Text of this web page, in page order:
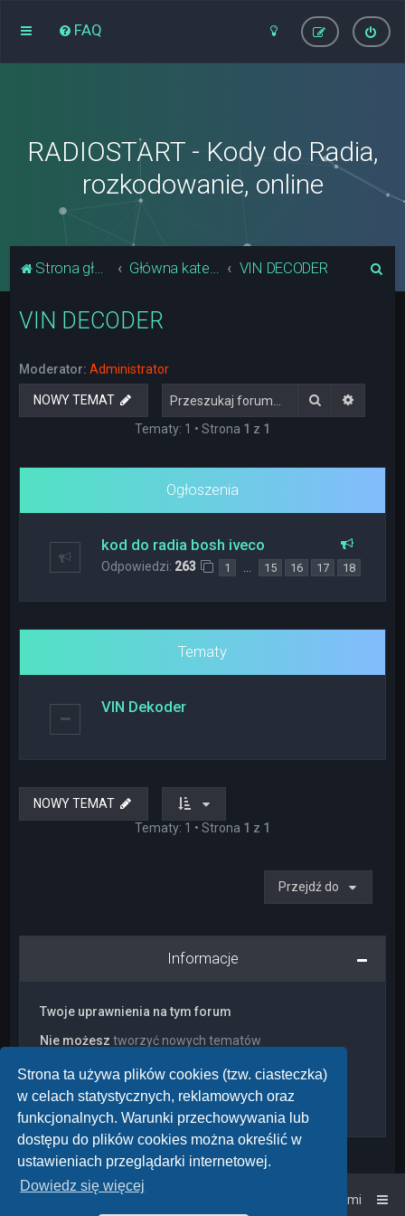
Strona ta używa plików cookies (tzw. ciasteczka)
w celach statystycznych, reklamowych oraz
funkcjonalnych. Warunki przechowywania lub
dostępu do plików cookies można określić w
ustawieniach przeglądarki internetowej.
Dowiedz się więcej
FAQ
RADIOSTART - Kody do Radia,
rozkodowanie, online
Strona główna Główna kategoria forum VIN DECODER
VIN DECODER
Moderator: Administrator
NOWY TEMAT Szukaj
Tematy: 1 • Strona 1 z 1
Ogłoszenia
kod do radia bosh iveco
Odpowiedzi: 263 1 … 15 16 17 18
Tematy
VIN Dekoder
NOWY TEMAT
Tematy: 1 • Strona 1 z 1
Przejdź do
Informacje
Twoje uprawnienia na tym forum
Nie możesz tworzyć nowych tematów
Nie możeszzmieniać swoich postów
Nie możesz
usuwać swoich postów
Nie możeszdodawać załączników
Kontakt z nami